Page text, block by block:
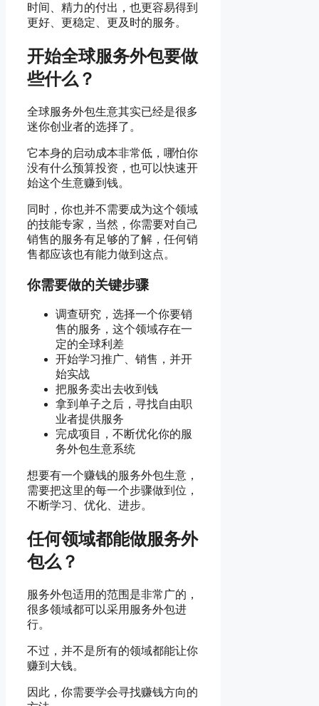
时间、精力的付出，也更容易得到
更好、更稳定、更及时的服务。
开始全球服务外包要做
些什么？
全球服务外包生意其实已经是很多
迷你创业者的选择了。
它本身的启动成本非常低，哪怕你
没有什么预算投资，也可以快速开
始这个生意赚到钱。
同时，你也并不需要成为这个领域
的技能专家，当然，你需要对自己
销售的服务有足够的了解，任何销
售都应该也有能力做到这点。
你需要做的关键步骤
调查研究，选择一个你要销
售的服务，这个领域存在一
定的全球利差
开始学习推广、销售，并开
始实战
把服务卖出去收到钱
拿到单子之后，寻找自由职
业者提供服务
完成项目，不断优化你的服
务外包生意系统
想要有一个赚钱的服务外包生意，
需要把这里的每一个步骤做到位，
不断学习、优化、进步。
任何领域都能做服务外
包么？
服务外包适用的范围是非常广的，
很多领域都可以采用服务外包进
行。
不过，并不是所有的领域都能让你
赚到大钱。
因此，你需要学会寻找赚钱方向的